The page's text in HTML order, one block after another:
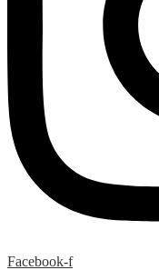
Facebook-f